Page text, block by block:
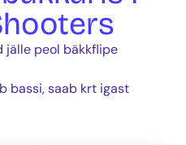
jälle peol bäkkflipe
bassi, saab krt igast